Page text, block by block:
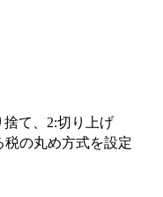
て、2:切り上げ
の丸め方式を設定